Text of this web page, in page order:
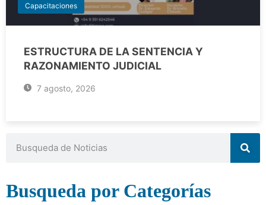
Capacitaciones
ESTRUCTURA DE LA SENTENCIA Y
RAZONAMIENTO JUDICIAL
7 agosto, 2026
Busqueda por Categorías